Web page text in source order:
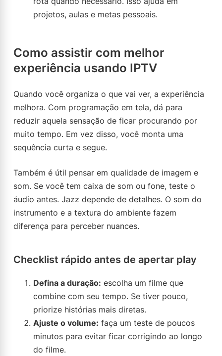
projetos, aulas e metas pessoais.
Como assistir com melhor
experiência usando IPTV
Quando você organiza o que vai ver, a experiência
melhora. Com programação em tela, dá para
reduzir aquela sensação de ficar procurando por
muito tempo. Em vez disso, você monta uma
sequência curta e segue.
Também é útil pensar em qualidade de imagem e
som. Se você tem caixa de som ou fone, teste o
áudio antes. Jazz depende de detalhes. O som do
instrumento e a textura do ambiente fazem
diferença para perceber nuances.
Checklist rápido antes de apertar play
Defina a duração: escolha um filme que
combine com seu tempo. Se tiver pouco,
priorize histórias mais diretas.
Ajuste o volume: faça um teste de poucos
minutos para evitar ficar corrigindo ao longo
do filme.